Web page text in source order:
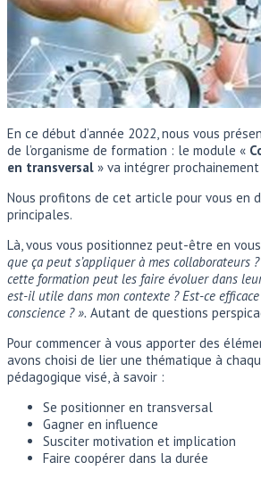
En ce début d’année 2022, nous vous
de l’organisme de formation : le module «
en transversal » va intégrer
Nous profitons de cet article pour vous en
principales.
Là, vous vous positionnez peut-être en
que ça peut s’appliquer à mes collaborateurs
cette formation peut les faire évoluer dans
est-il utile dans mon contexte ? Est-ce
conscience ? ». Autant de questions
Pour commencer à vous apporter des
avons choisi de lier une thématique à
pédagogique visé, à savoir :
Se positionner en transversal
Gagner en influence
Susciter motivation et implication
Faire coopérer dans la durée